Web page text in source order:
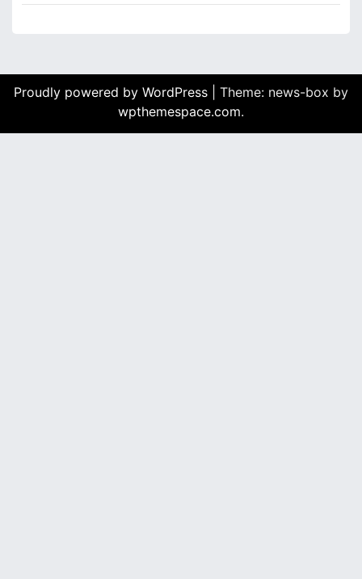
Proudly powered by WordPress
Theme: news-box by
wpthemespace.com.